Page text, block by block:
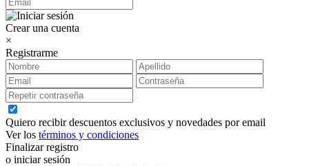
Crear una cuenta
×
Registrarme
Quiero recibir descuentos exclusivos y novedades por email
Ver los términos y condiciones
Finalizar registro
o iniciar sesión